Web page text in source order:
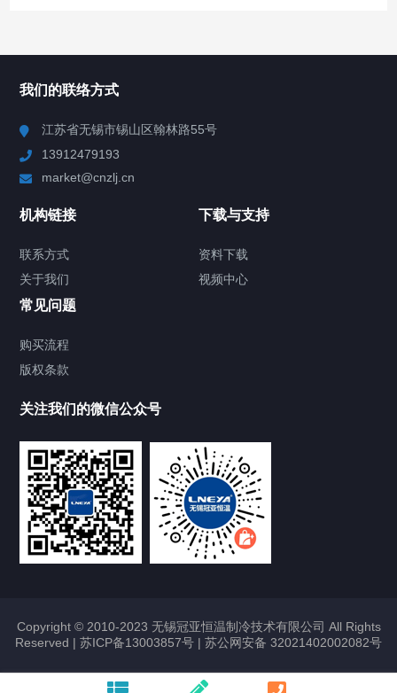
Chiller高精度制冷循环器
TCU温度控制单元
Chiller气体控温系统
Chamber试验箱
FREEZER低温箱
VOCs冷凝回收装置
我们的联络方式
江苏省无锡市锡山区翰林路55号
13912479193
market@cnzlj.cn
机构链接
联系方式
关于我们
下载与支持
资料下载
视频中心
常见问题
购买流程
版权条款
关注我们的微信公众号
Copyright © 2010-2023 无锡冠亚恒温制冷技术有限公司 All Rights
Reserved | 苏ICP备13003857号 | 苏公网安备 32021402002082号